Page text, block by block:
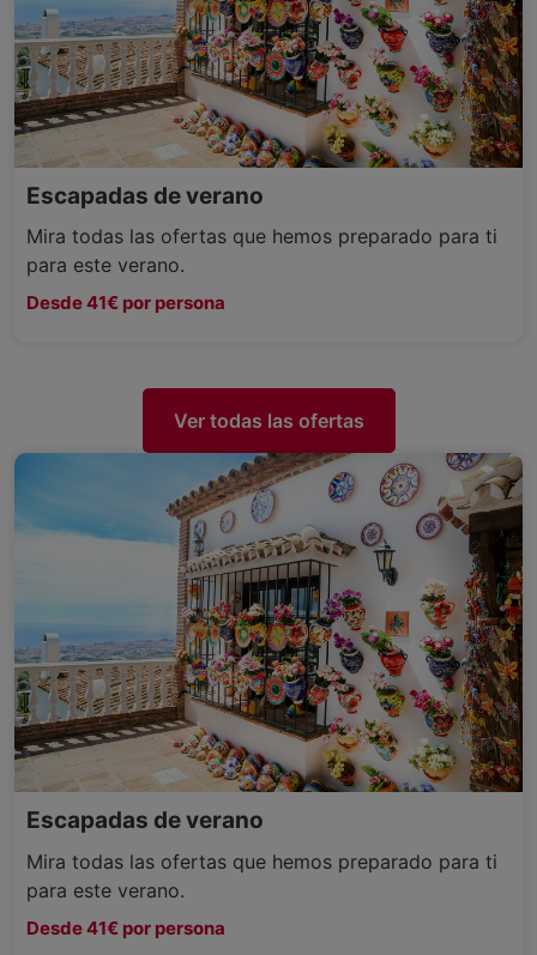
Escapadas de verano
Mira todas las ofertas que hemos preparado para ti
para este verano.
Desde 41€ por persona
Ver todas las ofertas
Escapadas de verano
Mira todas las ofertas que hemos preparado para ti
para este verano.
Desde 41€ por persona